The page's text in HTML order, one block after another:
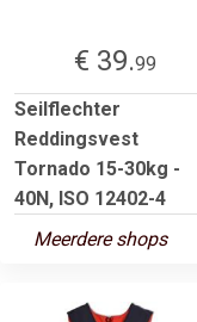
€ 39.99
Seilflechter
Reddingsvest
Tornado 15-30kg -
40N, ISO 12402-4
Meerdere shops